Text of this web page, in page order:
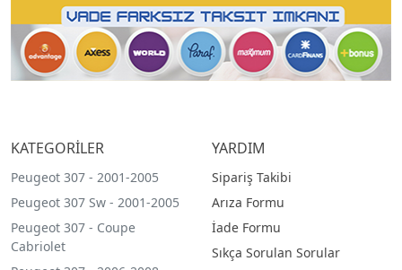
KATEGORİLER
Peugeot 307 - 2001-2005
Peugeot 307 Sw - 2001-2005
Peugeot 307 - Coupe
Cabriolet
YARDIM
Sipariş Takibi
Arıza Formu
İade Formu
Sıkça Sorulan Sorular